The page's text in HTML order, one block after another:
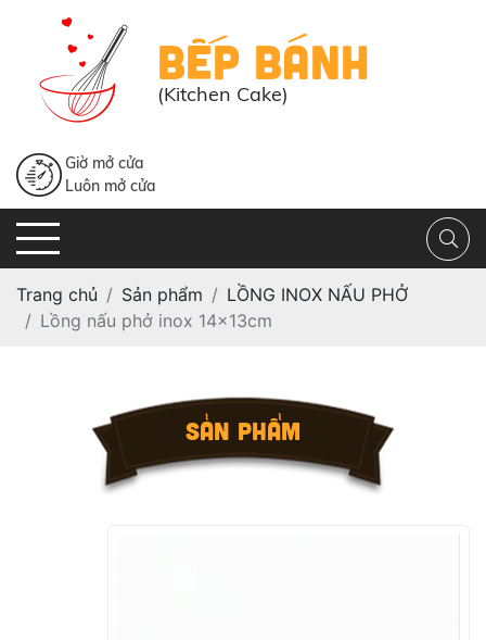
BẾP BÁNH
(Kitchen Cake)
Giờ mở cửa
Luôn mở cửa
Trang chủ Sản phẩm
LỒNG INOX NẤU PHỞ
Lồng nấu phở inox 14x13cm
SẢN PHẨM